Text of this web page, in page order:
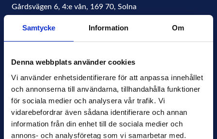
Samtycke Information Om
Denna webbplats använder cookies
Vi använder enhetsidentifierare för att anpassa innehållet
och annonserna till användarna, tillhandahålla funktioner
för sociala medier och analysera vår trafik. Vi
vidarebefordrar även sådana identifierare och annan
information från din enhet till de sociala medier och
annons- och analysföretag som vi samarbetar med.
Gårdsvägen 6, 4:e vån, 169 70, Solna
Sweden
info@xledger.se
Sekretesspolicy
Terms of Use
Press
Nyhetsbrev